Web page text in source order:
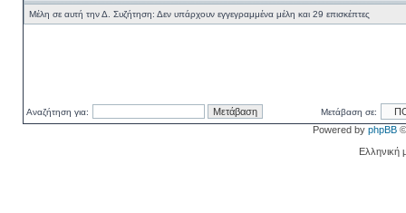
Μέλη σε αυτή την Δ. Συζήτηση: Δεν υπάρχουν εγγεγραμμένα μέλη και 29 επισκέπτες
Αναζήτηση για: Μετάβαση σε:
Powered by phpBB
Ελληνική